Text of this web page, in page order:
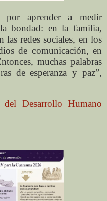
por aprender a medir
bondad: en la familia,
las redes sociales, en los
de comunicación, en
muchas palabras
de esperanza y paz”,
Desarrollo Humano